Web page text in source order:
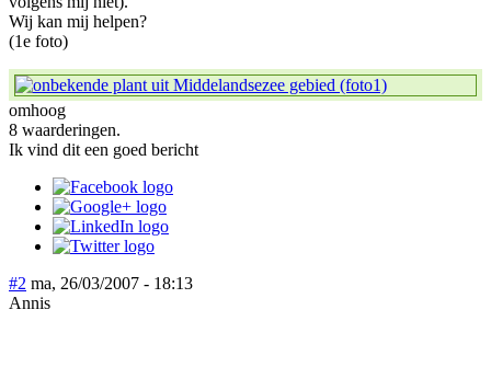
Wij kan mij helpen?
(1e foto)
omhoog
8 waarderingen.
Ik vind dit een goed bericht
#2 ma, 26/03/2007 - 18:13
Annis